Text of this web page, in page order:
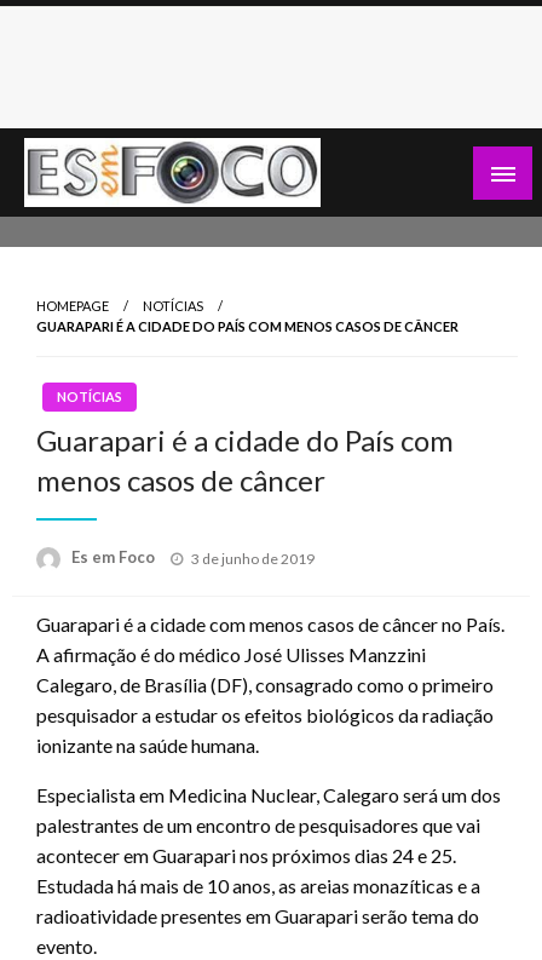
Skip
HOMEPAGE
NOTÍCIAS
GUARAPARI É A CIDADE DO PAÍS COM MENOS CASOS DE CÂNCER
NOTÍCIAS
Guarapari é a cidade do País com
menos casos de câncer
Es em Foco
Posted
3 de junho de 2019
Guarapari é a cidade com menos casos de câncer no País.
A afirmação é do médico José Ulisses Manzzini
Calegaro, de Brasília (DF), consagrado como o primeiro
pesquisador a estudar os efeitos biológicos da radiação
ionizante na saúde humana.
Especialista em Medicina Nuclear, Calegaro será um dos
palestrantes de um encontro de pesquisadores que vai
acontecer em Guarapari nos próximos dias 24 e 25.
Estudada há mais de 10 anos, as areias monazíticas e a
radioatividade presentes em Guarapari serão tema do
evento.